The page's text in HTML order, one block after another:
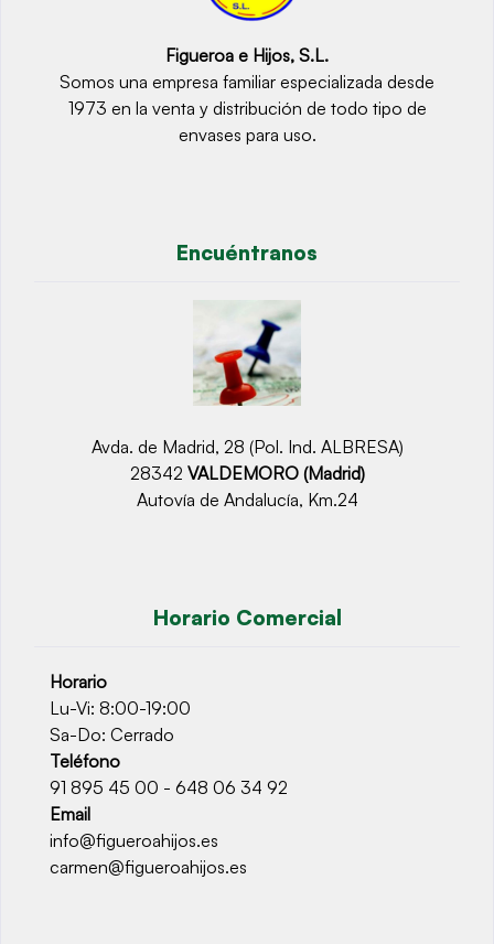
Figueroa e Hijos, S.L.
Somos una empresa familiar especializada desde
1973 en la venta y distribución de todo tipo de
envases para uso.
Encuéntranos
Avda. de Madrid, 28 (Pol. Ind. ALBRESA)
28342 VALDEMORO (Madrid)
Autovía de Andalucía, Km.24
Horario Comercial
Horario
Lu-Vi: 8:00-19:00
Sa-Do: Cerrado
Teléfono
91 895 45 00 - 648 06 34 92
Email
info@figueroahijos.es
carmen@figueroahijos.es